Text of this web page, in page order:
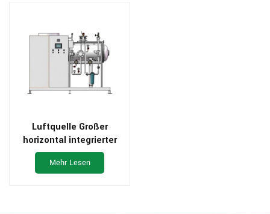
Luftquelle Großer
horizontal integrierter
Ozongenerator
Mehr Lesen